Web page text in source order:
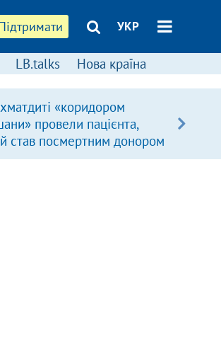
УКР
LB.talks Нова країна
«коридором
провели пацієнта,
став посмертним донором